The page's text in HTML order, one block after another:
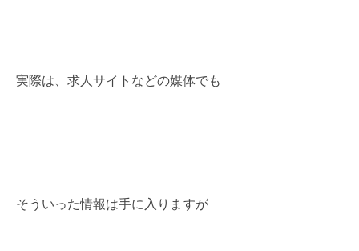
実際は、求人サイトなどの媒体でも
そういった情報は手に入りますが